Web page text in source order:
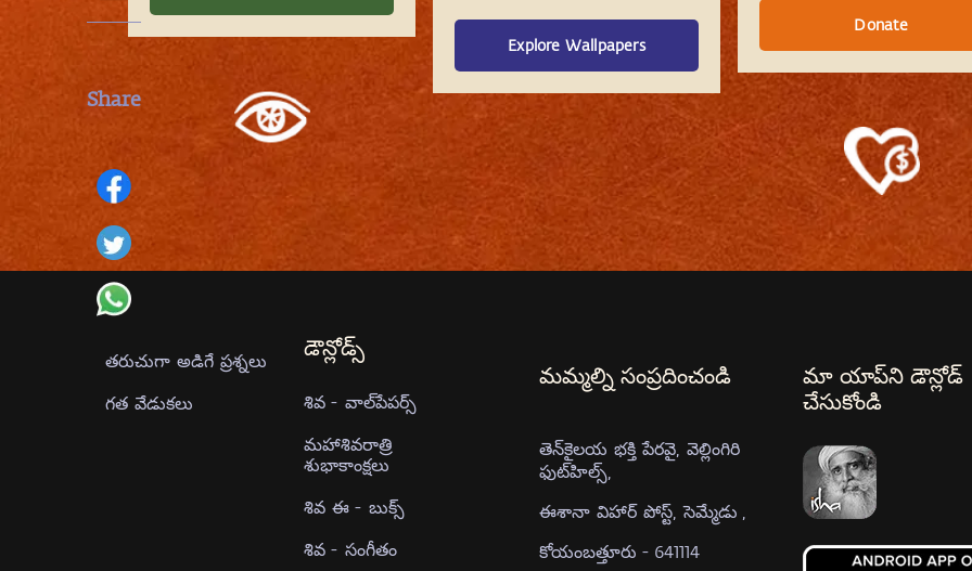
Share
Explore Wallpapers
Donate
తరుచుగా అడిగే ప్రశ్నలు
గత వేడుకలు
డౌన్లోడ్స్
శివ - వాల్‍పేపర్స్
మహాశివరాత్రి
శుభాకాంక్షలు
శివ ఈ - బుక్స్
శివ - సంగీతం
మమ్మల్ని సంప్రదించండి
తెన్‍కైలయ భక్తి పేరవై, వెల్లింగిరి
ఫుట్‍హిల్స్,
ఈశానా విహార్ పోస్ట్, సెమ్మేడు ,
కోయంబత్తూరు - 641114
మా యాప్‍ని డౌన్లోడ్
చేసుకోండి